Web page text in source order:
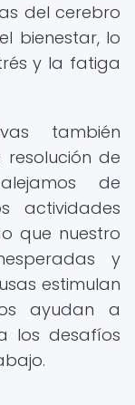
del cerebro
bienestar, lo
y la fatiga
también
de
de
actividades
que nuestro
y
estimulan
ayudan a
los desafíos